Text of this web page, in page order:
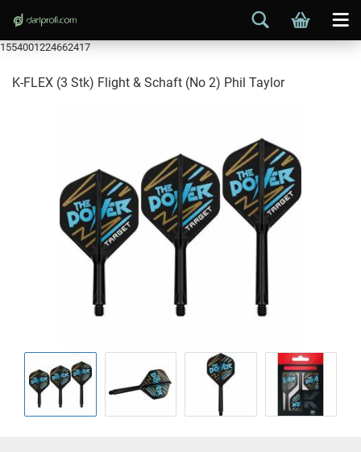
1554001224662417
K-FLEX (3 Stk) Flight & Schaft (No 2) Phil Taylor